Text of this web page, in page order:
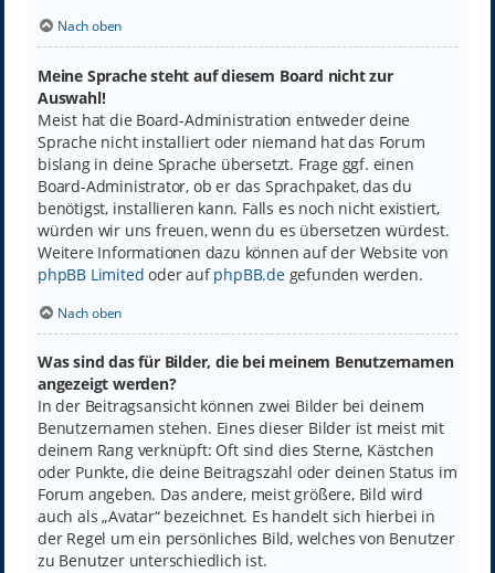
Nach oben
Meine Sprache steht auf diesem Board nicht zur
Auswahl!
Meist hat die Board-Administration entweder deine
Sprache nicht installiert oder niemand hat das Forum
bislang in deine Sprache übersetzt. Frage ggf. einen
Board-Administrator, ob er das Sprachpaket, das du
benötigst, installieren kann. Falls es noch nicht existiert,
würden wir uns freuen, wenn du es übersetzen würdest.
Weitere Informationen dazu können auf der Website von
phpBB Limited oder aufphpBB.degefunden werden.
Nach oben
Was sind das für Bilder, die bei meinem Benutzernamen
angezeigt werden?
In der Beitragsansicht können zwei Bilder bei deinem
Benutzernamen stehen. Eines dieser Bilder ist meist mit
deinem Rang verknüpft: Oft sind dies Sterne, Kästchen
oder Punkte, die deine Beitragszahl oder deinen Status im
Forum angeben. Das andere, meist größere, Bild wird
auch als „Avatar“ bezeichnet. Es handelt sich hierbei in
der Regel um ein persönliches Bild, welches von Benutzer
zu Benutzer unterschiedlich ist.